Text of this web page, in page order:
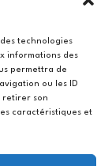
technologies
informations des
permettra de
ou les ID
retirer son
caractéristiques et